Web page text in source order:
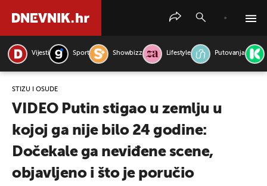
Vijesti Sport Showbizz Lifestyle Putovanja
STIŽU I OSUDE
VIDEO Putin stigao u zemlju u
kojoj ga nije bilo 24 godine:
Dočekale ga neviđene scene,
objavljeno i što je poručio
PRETRAŽITE VIJESTI